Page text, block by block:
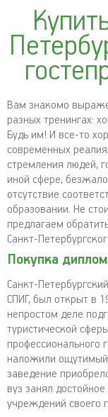
Вам знакомо
разных тренингах:
Будь им! И все-то
современных
стремления людей,
иной сфере,
отсутствие
образовании. Не
предлагаем
Санкт-
Покупка
Санкт-
СПИГ, был открыт в
непростом деле
туристической
профессионального
наложили ощутимый
заведение
вуз занял
учреждений своего